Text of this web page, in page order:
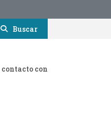
Buscar
contacto con